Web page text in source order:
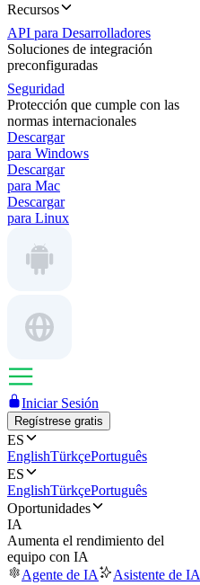
Recursos
API para Desarrolladores
Soluciones de integración
preconfiguradas
Seguridad
Protección que cumple con las
normas internacionales
Descargar
para Windows
Descargar
para Mac
Descargar
para Linux
Iniciar Sesión
Regístrese gratis
ES
EnglishTürkçePortuguês
ES
EnglishTürkçePortuguês
Oportunidades
IA
Aumenta el rendimiento del
equipo con IA
Agente de IA
Asistente de IA